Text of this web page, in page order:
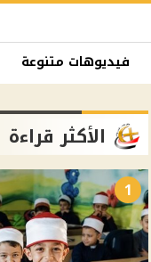
فيديوهات متنوعة
الأكثر قراءة
1